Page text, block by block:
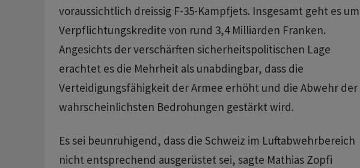
voraussichtlich dreissig F-35-Kampfjets. Insgesamt geht es um
Verpflichtungskredite von rund 3,4 Milliarden Franken.
Angesichts der verschärften sicherheitspolitischen Lage
erachtet es die Mehrheit als unabdingbar, dass die
Verteidigungsfähigkeit der Armee erhöht und die Abwehr der
wahrscheinlichsten Bedrohungen gestärkt wird.
Es sei beunruhigend, dass die Schweiz im Luftabwehrbereich
nicht entsprechend ausgerüstet sei, sagte Mathias Zopfi